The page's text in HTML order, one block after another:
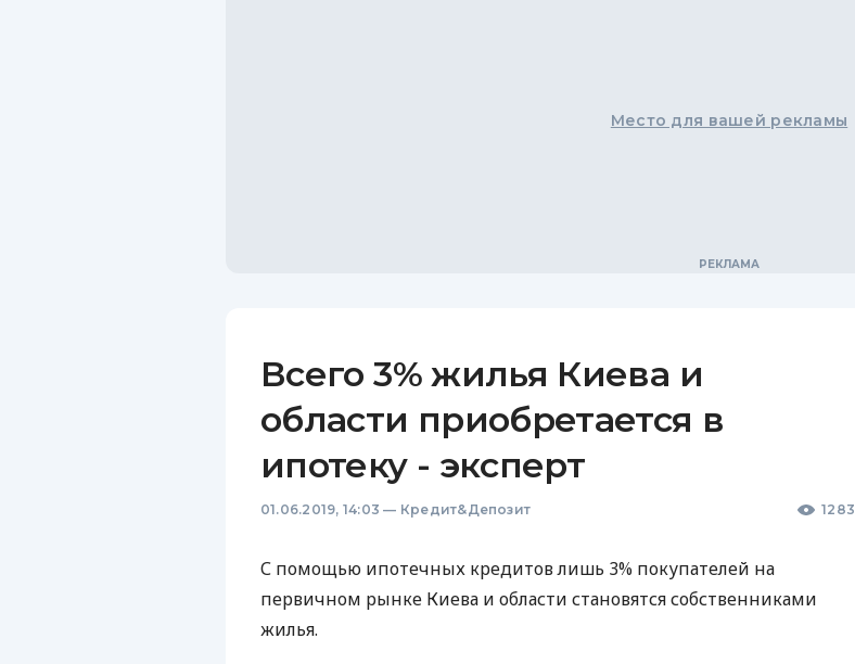
Место для вашей рекламы
Всего 3% жилья Киева и
области приобретается в
ипотеку - эксперт
01.06.2019, 14:03 — Кредит&Депозит 1283
С помощью ипотечных кредитов лишь 3% покупателей на
первичном рынке Киева и области становятся собственниками
жилья.